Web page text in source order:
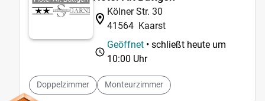
Kölner Str. 30
41564 Kaarst
Geöffnet • schließt heute um
10:00 Uhr
Doppelzimmer Monteurzimmer